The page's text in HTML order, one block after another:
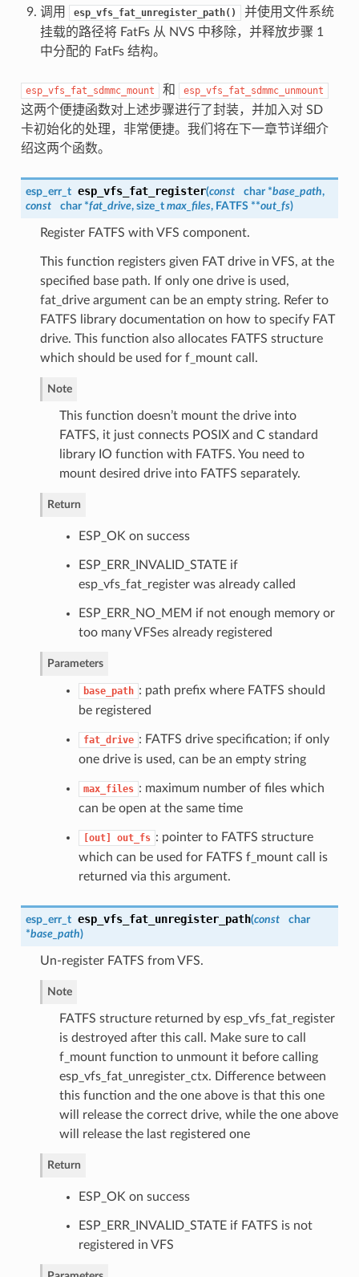
调用
esp_vfs_fat_unregister_path()
并使用文件系统
挂载的路径将 FatFs 从 NVS 中移除，并释放步骤 1
中分配的 FatFs 结构。
esp_vfs_fat_sdmmc_mount 和 esp_vfs_fat_sdmmc_unmount
这两个便捷函数对上述步骤进行了封装，并加入对 SD
卡初始化的处理，非常便捷。我们将在下一章节详细介
绍这两个函数。
esp_err_t esp_vfs_fat_register(const char *base_path,
const
char *fat_drive, size_t max_files, FATFS **out_fs)
Register FATFS with VFS component.
This function registers given FAT drive in VFS, at the
specified base path. If only one drive is used,
fat_drive argument can be an empty string. Refer to
FATFS library documentation on how to specify FAT
drive. This function also allocates FATFS structure
which should be used for f_mount call.
Note
This function doesn’t mount the drive into
FATFS, it just connects POSIX and C standard
library IO function with FATFS. You need to
mount desired drive into FATFS separately.
Return
ESP_OK on success
ESP_ERR_INVALID_STATE if
esp_vfs_fat_register was already called
ESP_ERR_NO_MEM if not enough memory or
too many VFSes already registered
Parameters
base_path : path prefix where FATFS should
be registered
fat_drive : FATFS drive specification; if only
one drive is used, can be an empty string
max_files : maximum number of files which
can be open at the same time
[out] out_fs : pointer to FATFS structure
which can be used for FATFS f_mount call is
returned via this argument.
esp_err_t esp_vfs_fat_unregister_path(const
char
*base_path)
Un-register FATFS from VFS.
Note
FATFS structure returned by esp_vfs_fat_register
is destroyed after this call. Make sure to call
f_mount function to unmount it before calling
esp_vfs_fat_unregister_ctx. Difference between
this function and the one above is that this one
will release the correct drive, while the one above
will release the last registered one
Return
ESP_OK on success
ESP_ERR_INVALID_STATE if FATFS is not
registered in VFS